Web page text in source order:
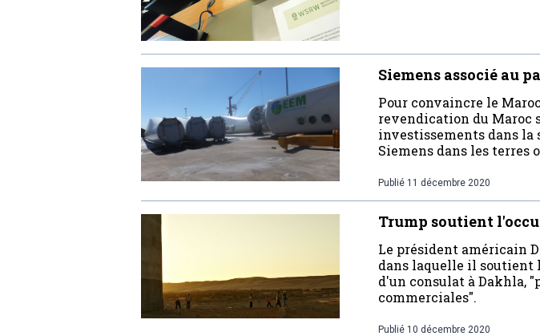
Siemens associé au
Pour convaincre le
revendication du Maroc
investissements dans la
Siemens dans les terres
Publié 11 décembre 2020
Trump soutient
Le président américain
dans laquelle il soutient
d'un consulat à Dakhla,
commerciales".
Publié 10 décembre 2020